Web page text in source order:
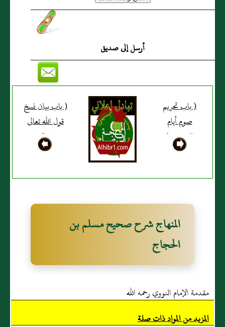
أرسل إلى صديق
( باب تحريم
صوم أيام
التشريق )
( باب بيان نسخ
قول الله تعالى
وعلى الذين
يطيقونه فدية
المنهاج شرح صحيح مسلم بن
الحجاج
مقدمة الإمام النووي رحمه الله
المزيد من المواد ذات صلة